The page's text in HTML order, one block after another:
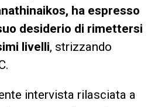
ha espresso
desiderio di rimettersi
livelli, strizzando
intervista rilasciata a